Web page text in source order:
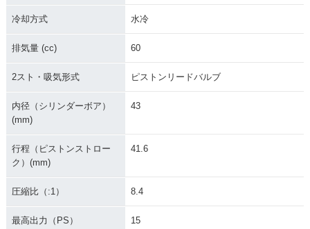
冷却方式 水冷
排気量 (cc) 60
2スト・吸気形式 ピストンリードバルブ
内径（シリンダーボア）
(mm)
43
行程（ピストンストロー
ク）(mm)
41.6
圧縮比（:1） 8.4
最高出力（PS） 15